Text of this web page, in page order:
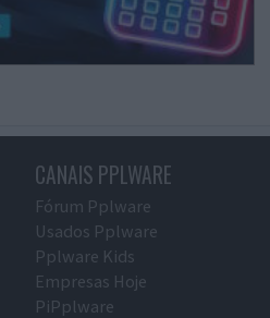
CANAIS PPLWARE
Fórum Pplware
Usados Pplware
Pplware Kids
Empresas Hoje
PiPplware